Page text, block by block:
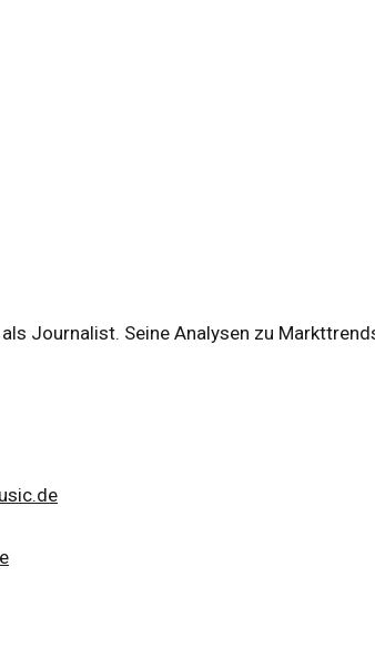
Journalist. Seine Analysen zu